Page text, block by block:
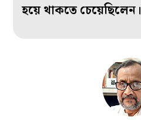
হয়ে থাকতে চেয়েছিলেন।